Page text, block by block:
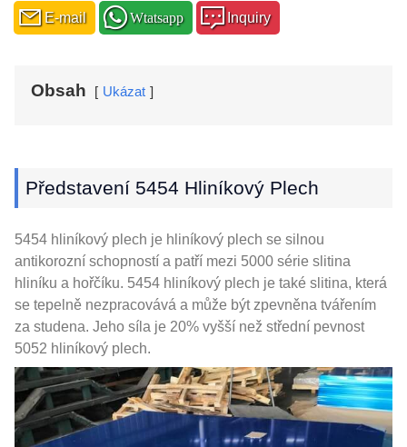
E-mail Wtatsapp Inquiry
Obsah Ukázat
Představení 5454 Hliníkový Plech
5454 hliníkový plech je hliníkový plech se silnou
antikorozní schopností a patří mezi 5000 série slitina
hliníku a hořčíku. 5454 hliníkový plech je také slitina, která
se tepelně nezpracovává a může být zpevněna tvářením
za studena. Jeho síla je 20% vyšší než střední pevnost
5052 hliníkový plech.